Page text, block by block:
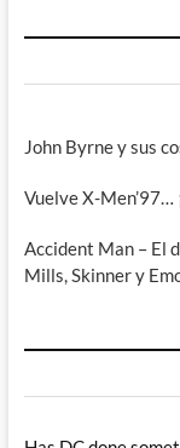
John Byrne y sus
Vuelve X-Men’97…
Accident Man – El
Mills, Skinner y